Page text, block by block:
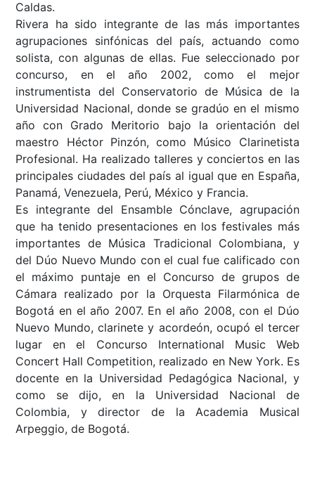
Caldas.
Rivera ha sido integrante de las más importantes
agrupaciones sinfónicas del país, actuando como
solista, con algunas de ellas. Fue seleccionado por
concurso, en el año 2002, como el mejor
instrumentista del Conservatorio de Música de la
Universidad Nacional, donde se gradúo en el mismo
año con Grado Meritorio bajo la orientación del
maestro Héctor Pinzón, como Músico Clarinetista
Profesional. Ha realizado talleres y conciertos en las
principales ciudades del país al igual que en España,
Panamá, Venezuela, Perú, México y Francia.
Es integrante del Ensamble Cónclave, agrupación
que ha tenido presentaciones en los festivales más
importantes de Música Tradicional Colombiana, y
del Dúo Nuevo Mundo con el cual fue calificado con
el máximo puntaje en el Concurso de grupos de
Cámara realizado por la Orquesta Filarmónica de
Bogotá en el año 2007. En el año 2008, con el Dúo
Nuevo Mundo, clarinete y acordeón, ocupó el tercer
lugar en el Concurso International Music Web
Concert Hall Competition, realizado en New York. Es
docente en la Universidad Pedagógica Nacional, y
como se dijo, en la Universidad Nacional de
Colombia, y director de la Academia Musical
Arpeggio, de Bogotá.